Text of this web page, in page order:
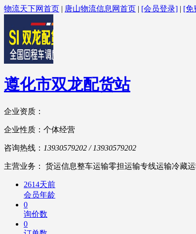
物流天下网首页 | 唐山物流信息网首页 | [会员登录] | [免
遵化市双龙配货站
企业资质：
企业性质：个体经营
咨询热线： 13930579202 / 13930579202
主营业务： 货运信息整车运输零担运输专线运输冷藏
2614天前
会员年龄
0
询价数
0